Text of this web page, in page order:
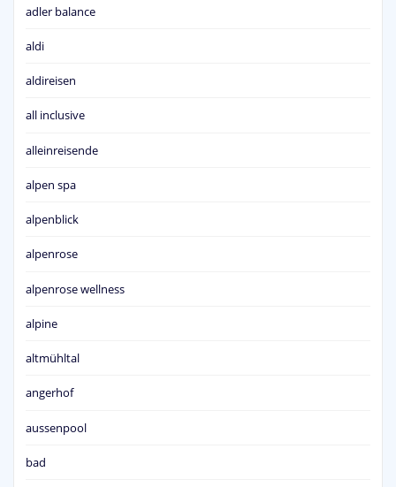
adler balance
aldi
aldireisen
all inclusive
alleinreisende
alpen spa
alpenblick
alpenrose
alpenrose wellness
alpine
altmühltal
angerhof
aussenpool
bad